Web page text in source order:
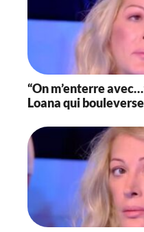
“On m’enterre
Loana qui